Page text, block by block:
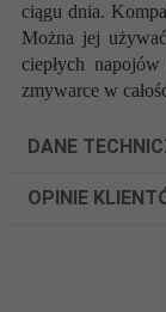
ciągu dnia.
Można jej
ciepłych
zmywarce w
DANE
OPINIE